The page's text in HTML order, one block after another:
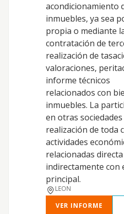
acondicionamiento
inmuebles, ya sea
propia o mediante
contratación de
realización de
valoraciones,
informe técnicos
relacionados con
inmuebles. La
en otras sociedades
realización de toda
actividades
relacionadas
indirectamente con
principal.
LEON
VER INFORME